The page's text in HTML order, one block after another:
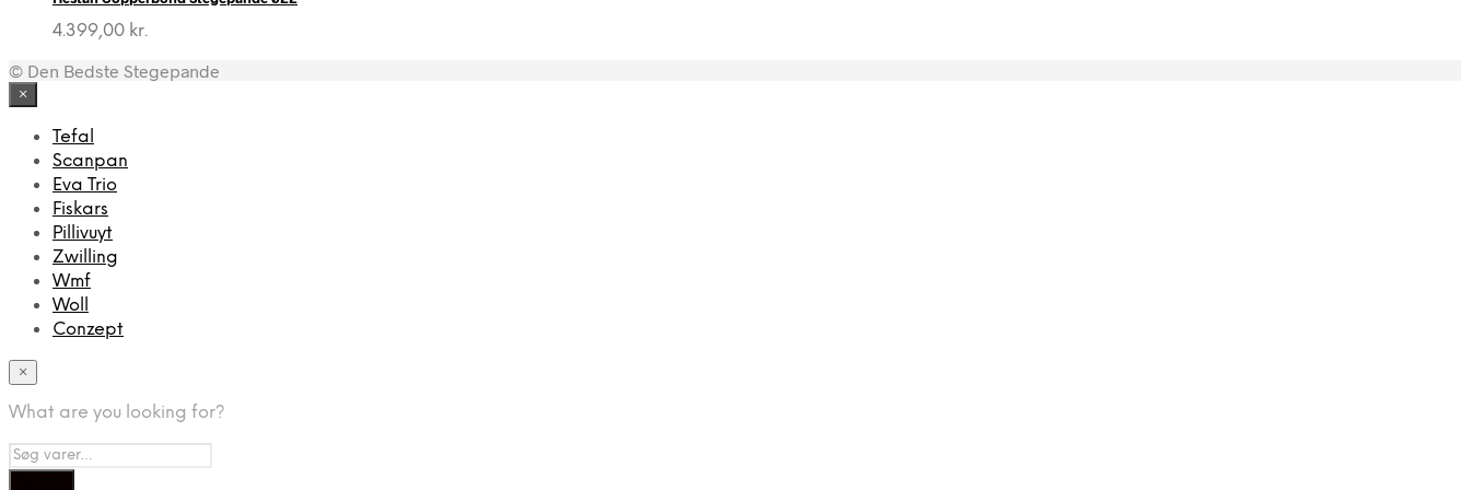
4.399,00 kr.
© Den Bedste Stegepande
×
Tefal
Scanpan
Eva Trio
Fiskars
Pillivuyt
Zwilling
Wmf
Woll
Conzept
×
What are you looking for?